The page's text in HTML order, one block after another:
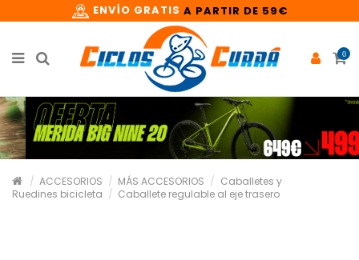
ENVÍO GRATIS A PARTIR DE 59€
0
ACCESORIOS MÁS ACCESORIOS
Caballetes y
Ruedines bicicleta
Caballete regulable al eje trasero